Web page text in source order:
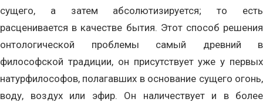
сущего, а затем абсолютизируется; то есть
расценивается в качестве бытия. Этот способ решения
онтологической проблемы самый древний в
философской традиции, он присутствует уже у первых
натурфилософов, полагавших в основание сущего огонь,
воду, воздух или эфир. Он наличествует и в более